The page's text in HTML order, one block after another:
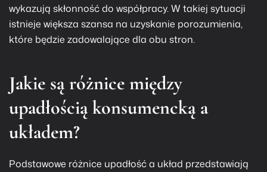
wykazują skłonność do współpracy. W takiej sytuacji
istnieje większa szansa na uzyskanie porozumienia,
które będzie zadowalające dla obu stron.
Jakie są różnice między
upadłością konsumenckąa
układem?
Podstawowe różnice upadłość a układ przedstawiają